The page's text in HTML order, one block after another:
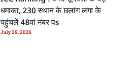
धमाका, 230 स्थान के छलांग लगा के
पहुंचलें 48वां नंबर पs
July 29, 2026